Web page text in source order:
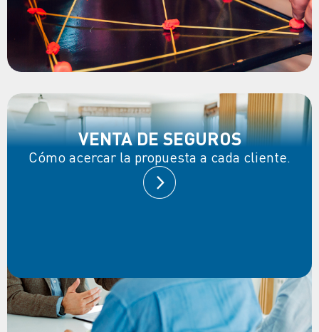
VENTA DE SEGUROS
Cómo acercar la propuesta a cada cliente.